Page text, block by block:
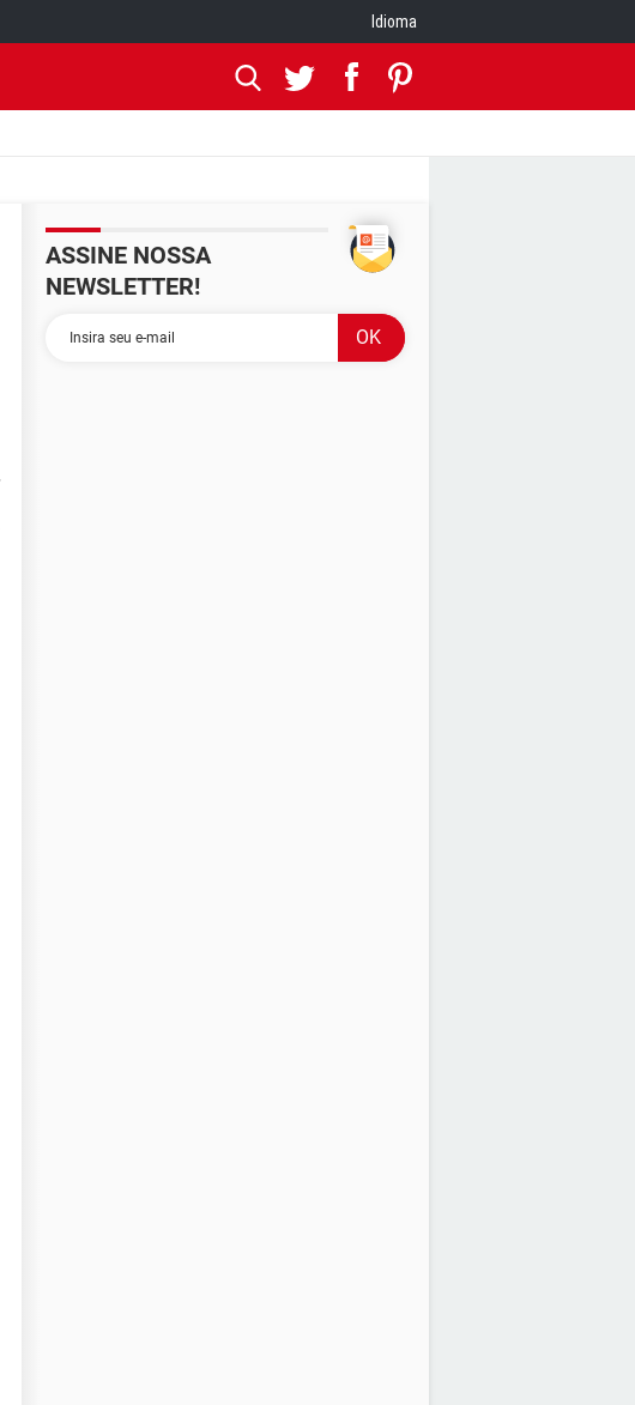
Idioma
ASSINE NOSSA
NEWSLETTER!